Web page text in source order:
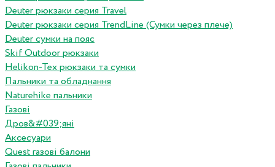
Deuter рюкзаки серия Travel
Deuter рюкзаки серия TrendLine (Сумки через плече)
Deuter сумки на пояс
Skif Outdoor рюкзаки
Helikon-Tex рюкзаки та сумки
Пальники та обладнання
Naturehike пальники
Газові
Дров&#039;яні
Аксесуари
Quest газові балони